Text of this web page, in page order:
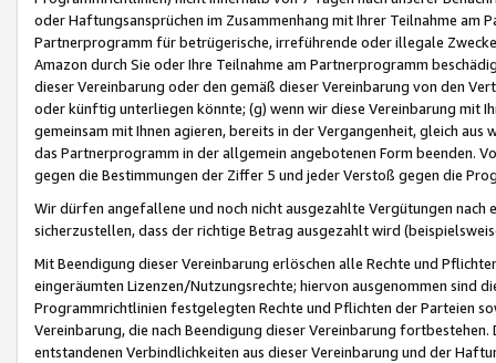
oder Haftungsansprüchen im Zusammenhang mit Ihrer Teilnahme am
Partnerprogramm für betrügerische, irreführende oder illegale
Amazon durch Sie oder Ihre Teilnahme am Partnerprogramm
dieser Vereinbarung oder den gemäß dieser Vereinbarung von den
oder künftig unterliegen könnte; (g) wenn wir diese Vereinbarung mit
gemeinsam mit Ihnen agieren, bereits in der Vergangenheit, gleich
das Partnerprogramm in der allgemein angebotenen Form beenden.
gegen die Bestimmungen der Ziffer 5 und jeder Verstoß gegen die
Wir dürfen angefallene und noch nicht ausgezahlte Vergütungen
sicherzustellen, dass der richtige Betrag ausgezahlt wird
Mit Beendigung dieser Vereinbarung erlöschen alle Rechte und
eingeräumten Lizenzen/Nutzungsrechte; hiervon ausgenommen sind
Programmrichtlinien festgelegten Rechte und Pflichten der Parteien
Vereinbarung, die nach Beendigung dieser Vereinbarung
entstandenen Verbindlichkeiten aus dieser Vereinbarung und der